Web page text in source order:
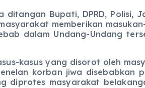
Bupati, DPRD, Polisi,
memberikan
dalam Undang-Undang
yang disorot oleh
korban jiwa
diprotes masyarakat